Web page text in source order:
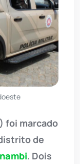
foi marcado
de
. Dois